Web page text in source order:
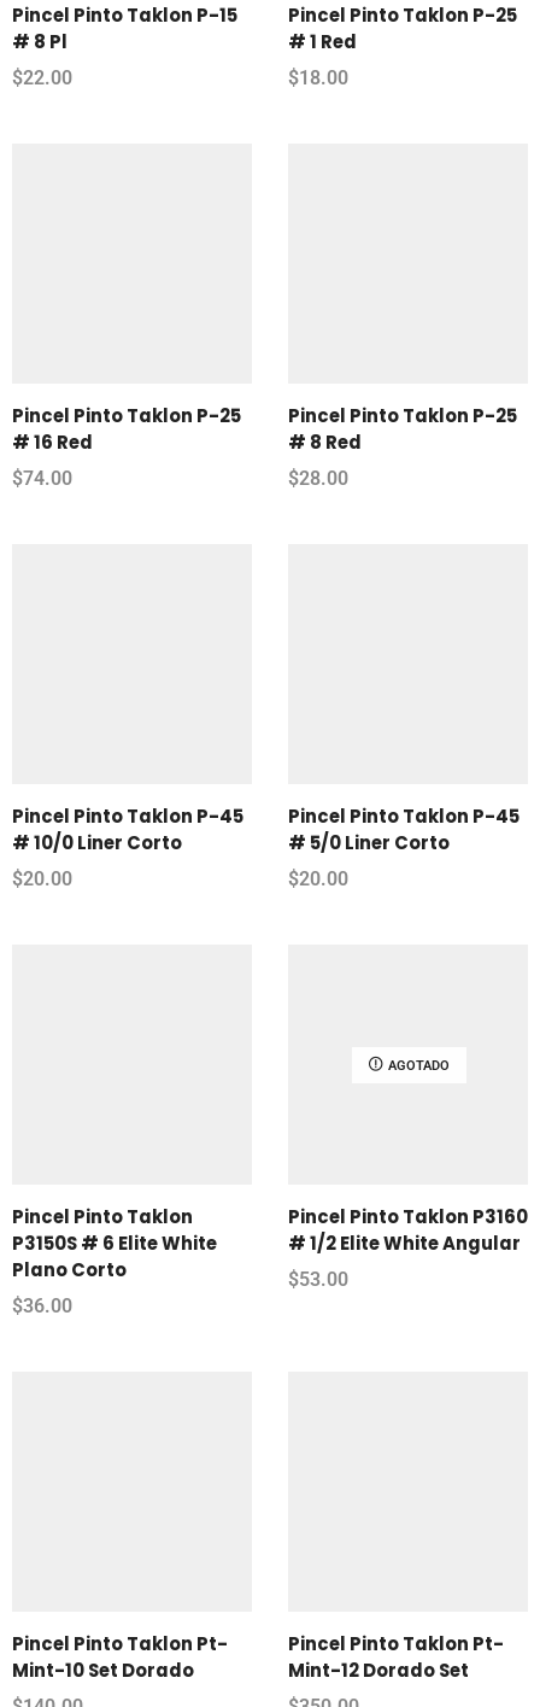
Pincel Pinto Taklon P-15
# 8 Pl
$22.00
Pincel Pinto Taklon P-25
# 1 Red
$18.00
Pincel Pinto Taklon P-25
# 16 Red
$74.00
Pincel Pinto Taklon P-25
# 8 Red
$28.00
Pincel Pinto Taklon P-45
# 10/0 Liner Corto
$20.00
Pincel Pinto Taklon P-45
# 5/0 Liner Corto
$20.00
Pincel Pinto Taklon
P3150S # 6 Elite White
Plano Corto
$36.00
AGOTADO
Pincel Pinto Taklon P3160
# 1/2 Elite White Angular
$53.00
Pincel Pinto Taklon Pt-
Mint-10 Set Dorado
Pincel Pinto Taklon Pt-
Mint-12 Dorado Set